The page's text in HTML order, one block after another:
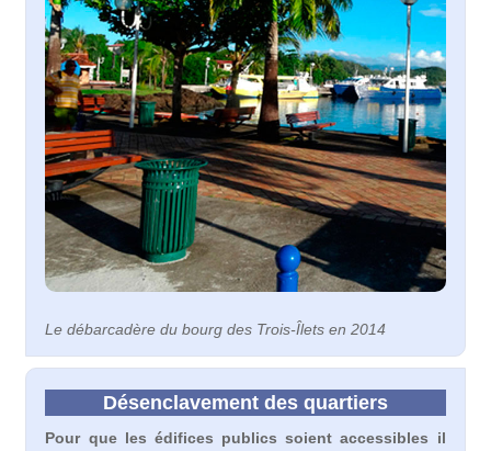
Le débarcadère du bourg des Trois-Îlets en 2014
Désenclavement des quartiers
Pour que les édifices publics soient accessibles il